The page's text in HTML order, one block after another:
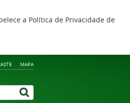
a Política de Privacidade de
MAPA